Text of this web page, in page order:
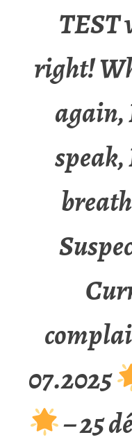
TEST
right!
again,
07.2025
– 25